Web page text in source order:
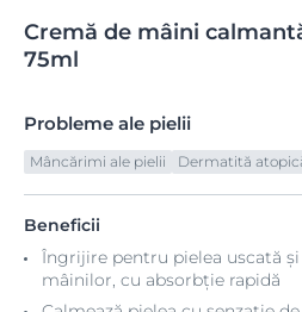
Cremă de mâini
75ml
Probleme ale pielii
Mâncărimi ale pielii Dermatită
Beneficii
Îngrijire pentru pielea uscată
mâinilor, cu absorbție rapidă